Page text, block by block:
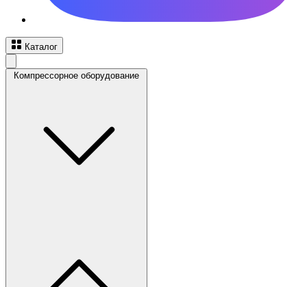
Каталог
Компрессорное оборудование